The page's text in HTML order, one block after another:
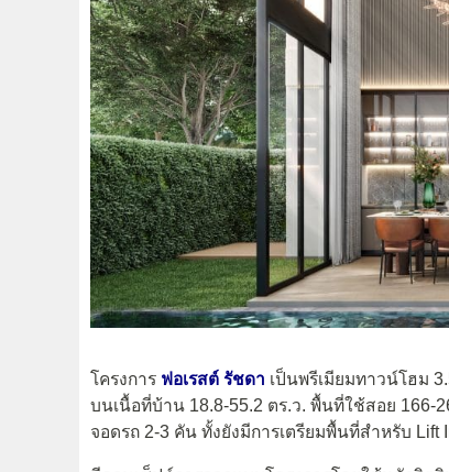
โครงการ ฟอเรสต์ รัชดา เป็นพรีเมียมทาวน์โฮม
บนเนื้อที่บ้าน 18.8-55.2 ตร.ว. พื้นที่ใช้สอย
จอดรถ 2-3 คัน ทั้งยังมีการเตรียมพื้นที่สำหรับ Lift